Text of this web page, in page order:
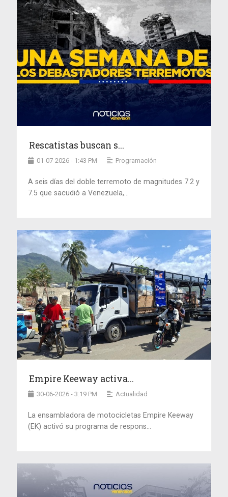
Rescatistas buscan s...
01-07-2026 - 1:43 PM Programación
A seis días del doble terremoto de magnitudes 7.2 y
7.5 que sacudió a Venezuela,...
Empire Keeway activa...
30-06-2026 - 3:19 PM Actualidad
La ensambladora de motocicletas Empire Keeway
(EK) activó su programa de respons...